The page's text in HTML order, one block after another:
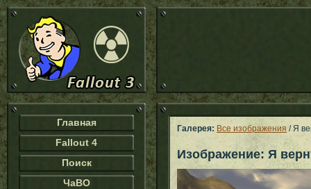
Главная
Fallout 4
Поиск
ЧаВО
Галерея: Все изображения / Я
Изображение: Я